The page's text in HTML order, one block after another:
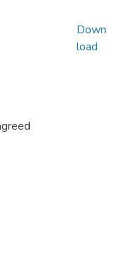
Down
load